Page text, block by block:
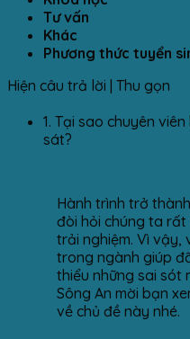
Tư vấn
Khác
Phương thức tuyển
Hiện câu trả lời Thu gọn
1. Tại sao chuyên
sát?
Hành trình trở
đòi hỏi chúng ta rất
trải nghiệm. Vì vậy,
trong ngành giúp
thiểu những sai sót
Sông An mời bạn
về chủ đề này nhé.